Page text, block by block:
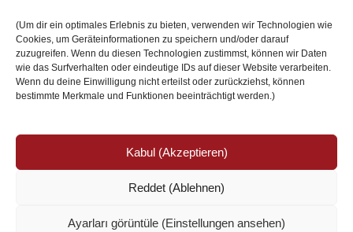
(Um dir ein optimales Erlebnis zu bieten, verwenden wir Technologien wie
Cookies, um Geräteinformationen zu speichern und/oder darauf
zuzugreifen. Wenn du diesen Technologien zustimmst, können wir Daten
wie das Surfverhalten oder eindeutige IDs auf dieser Website verarbeiten.
Wenn du deine Einwilligung nicht erteilst oder zurückziehst, können
bestimmte Merkmale und Funktionen beeinträchtigt werden.)
Kabul (Akzeptieren)
Reddet (Ablehnen)
Ayarları görüntüle (Einstellungen ansehen)
17 Nis 2026
© Copyright 2024 /Impressum/Site sahibi